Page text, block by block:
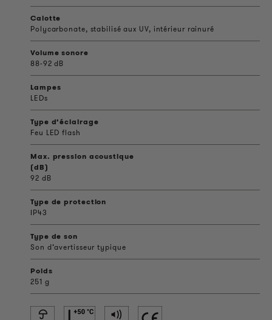
Calotte
Polycarbonate, stabilisé aux UV, intérieur rainuré
Volume sonore
88-92 dB
Lampes
LEDs
Type d’éclairage
Feu LED flash
Max. pression acoustique
(dB)
92 dB
Type de protection
IP43
Type de son
Son d’avertisseur typique
Poids
251 g